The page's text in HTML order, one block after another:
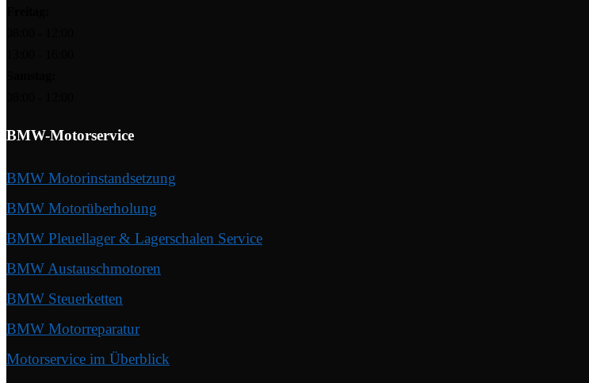
BMW-Motorservice
BMW Motorinstandsetzung
BMW Motorüberholung
BMW Pleuellager & Lagerschalen Service
BMW Austauschmotoren
BMW Steuerketten
BMW Motorreparatur
Motorservice im Überblick